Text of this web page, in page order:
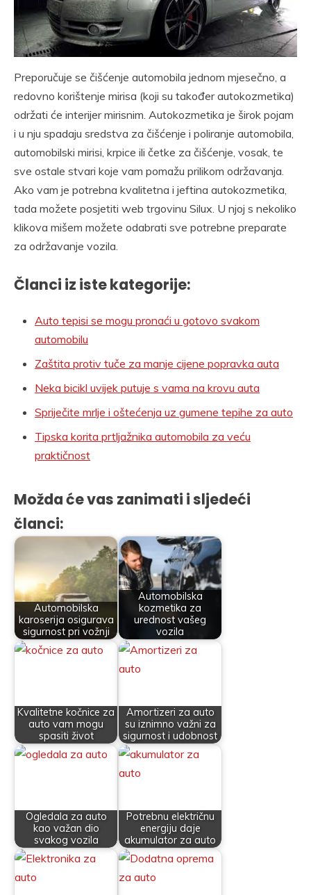
Preporučuje se čišćenje automobila jednom mjesečno, a
redovno korištenje mirisa (koji su također autokozmetika)
održati će interijer mirisnim. Autokozmetika je širok pojam
i u nju spadaju sredstva za čišćenje i poliranje automobila,
automobilski mirisi, krpice ili četke za čišćenje, vosak, te
sve ostale stvari koje vam pomažu prilikom održavanja.
Ako vam je potrebna kvalitetna i jeftina autokozmetika,
tada možete posjetiti web trgovinu Silux. U njoj s nekoliko
klikova mišem možete odabrati sve potrebne preparate
za održavanje vozila.
Članci iz iste kategorije:
Auto tepisi se mogu pronaći u gotovo svakom
automobilu
Zaštita protiv tuče za manje cijene popravka auta
Neka bicikl uvijek putuje s vama na krovu auta
Spriječite mrlje i oštećenja uz gumene tepihe za auto
Tipska korita prtljažnika automobila za veću
praktičnost
Možda će vas zanimati i sljedeći
članci:
Automobilska
karoserija osigurava
sigurnost pri vožnji
Automobilska
kozmetika za
urednost vašeg
vozila
Kvalitetne kočnice za
auto vam mogu
spasiti život
Amortizeri za auto
su iznimno važni za
sigurnost i udobnost
Ogledala za auto
kao važan dio
svakog vozila
Potrebnu električnu
energiju daje
akumulator za auto